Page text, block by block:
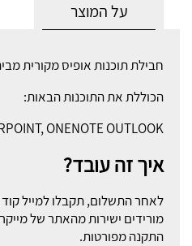
על המוצר
חבילת תוכנות אופיס מקורית
הכוללת את התוכנות הבאות:
ONENOTE OUTLOOK
איך זה עובד?
לאחר התשלום, תקבלו למייל קוד
מורידים ישירות מהאתר של
התקנה מפורטות.